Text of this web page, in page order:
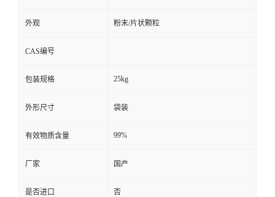
外观 粉末/片状颗粒
CAS编号
包装规格 25kg
外形尺寸 袋装
有效物质含量 99%
厂家 国产
是否进口 否